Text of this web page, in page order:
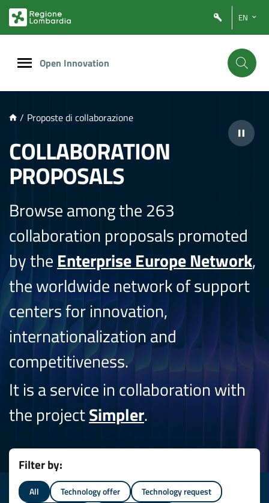
PRINCIPALE
EN
Open Innovation
/ Proposte di collaborazione
COLLABORATION
PROPOSALS
Browse among the 263
collaboration proposals promoted
by the Enterprise Europe Network,
the worldwide network of support
centers for innovation,
internationalization and
competitiveness.
It is a service in collaboration with
the projectSimpler.
Filter by:
All Technology offer
Technology request